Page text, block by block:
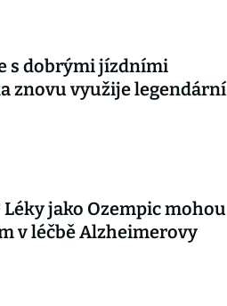
s dobrými jízdními
znovu využije legendární
Léky jako Ozempic mohou
v léčbě Alzheimerovy